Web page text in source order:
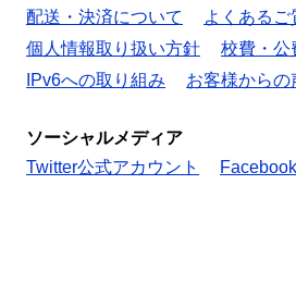
配送・決済について
よくあるご
個人情報取り扱い方針
校費・公
IPv6への取り組み
お客様からの
ソーシャルメディア
Twitter公式アカウント